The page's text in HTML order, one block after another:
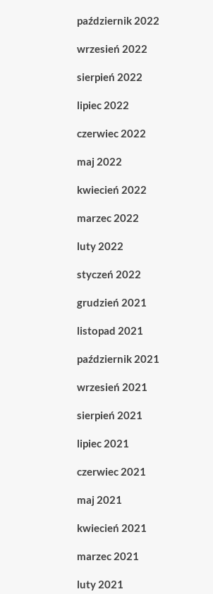
październik 2022
wrzesień 2022
sierpień 2022
lipiec 2022
czerwiec 2022
maj 2022
kwiecień 2022
marzec 2022
luty 2022
styczeń 2022
grudzień 2021
listopad 2021
październik 2021
wrzesień 2021
sierpień 2021
lipiec 2021
czerwiec 2021
maj 2021
kwiecień 2021
marzec 2021
luty 2021